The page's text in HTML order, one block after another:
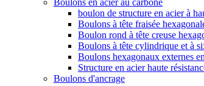
Boulons en acier au carbone
boulon de structure en acier à
Boulons à tête fraisée
Boulon rond à tête creuse
Boulons à tête cylindrique et à
Boulons hexagonaux externes
Structure en acier haute
Boulons d'ancrage